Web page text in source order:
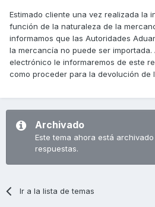
Estimado cliente una vez realizada la
función de la naturaleza de la
informamos que las Autoridades
la mercancía no puede ser
electrónico le informaremos de este
como proceder para la devolución de
Archivado
Este tema ahora está
respuestas.
Ir a la lista de temas